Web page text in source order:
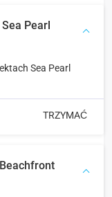
Pearl
Sea Pearl
TRZYMAĆ